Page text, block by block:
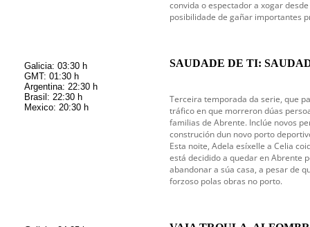
convida o espectador a xogar
posibilidade de gañar importantes
Galicia: 03:30 h
GMT: 01:30 h
Argentina: 22:30 h
Brasil: 22:30 h
Mexico: 20:30 h
SAUDADE DE TI:
Terceira temporada da serie, que
tráfico en que morreron dúas
familias de Abrente. Inclúe novos
construción dun novo porto
Esta noite, Adela esíxelle a Celia
está decidido a quedar en Abrente
abandonar a súa casa, a pesar de
forzoso polas obras no porto.